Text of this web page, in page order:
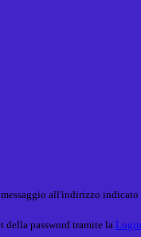
all'indirizzo indicato
della password tramite la